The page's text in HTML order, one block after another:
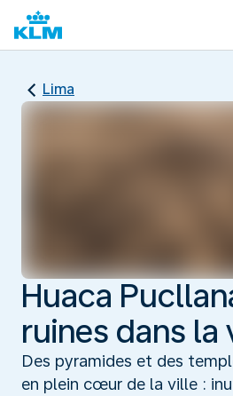
Lima
Huaca
ruines dans la
Des pyramides et des
en plein cœur de la ville :